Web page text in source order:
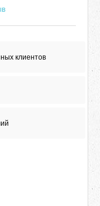
клиентов